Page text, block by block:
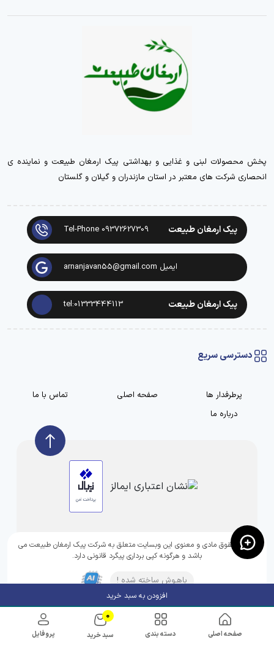
صفحه اصلی دسته بندی
0
سبد خرید پروفایل
پخش محصولات لبنی و غذایی و بهداشتی پیک ارمغان طبیعت و نماینده ی
انحصاری شرکت های معتبر در استان مازندران و گیلان و گلستان
پیک ارمغان طبیعت Tel-Phone 09372627309
ایمیل arnanjavan55@gmail.com
پیک ارمغان طبیعت tel:01333444113
دسترسی سریع
پرطرفدار ها صفحه اصلی
تماس با ما
درباره ما
تمامی حقوق مادی و معنوی این وبسایت متعلق به شرکت پیک ارمغان طبیعت می
باشد و هرگونه کپی برداری پیگرد قانونی دارد.
باهـوش ساخته شده !
افزودن به سبد خرید